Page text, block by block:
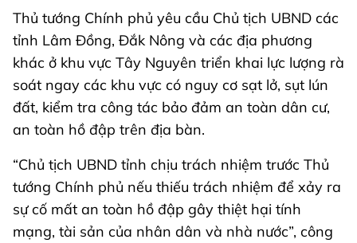
Thủ tướng Chính phủ yêu cầu Chủ tịch UBND các
tỉnh Lâm Đồng, Đắk Nông và các địa phương
khác ở khu vực Tây Nguyên triển khai lực lượng rà
soát ngay các khu vực có nguy cơ sạt lở, sụt lún
đất, kiểm tra công tác bảo đảm an toàn dân cư,
an toàn hồ đập trên địa bàn.
“Chủ tịch UBND tỉnh chịu trách nhiệm trước Thủ
tướng Chính phủ nếu thiếu trách nhiệm để xảy ra
sự cố mất an toàn hồ đập gây thiệt hại tính
mạng, tài sản của nhân dân và nhà nước”, công